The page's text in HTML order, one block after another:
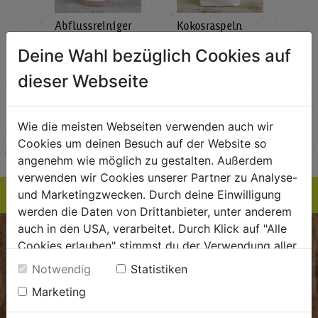
Abflussreiniger
AlmaWin
€ 5,99
€ 5,99 / STK
EINKAUFSLISTE
Kokosraspeln
Rapunzel Naturkost
EINKAUFSLISTE
BIOKISTE
Kundenservice
Deine Wahl bezüglich Cookies auf
dieser Webseite
Wie die meisten Webseiten verwenden auch wir
Cookies um deinen Besuch auf der Website so
angenehm wie möglich zu gestalten. Außerdem
verwenden wir Cookies unserer Partner zu Analyse-
und Marketingzwecken. Durch deine Einwilligung
werden die Daten von Drittanbieter, unter anderem
auch in den USA, verarbeitet. Durch Klick auf "Alle
Cookies erlauben" stimmst du der Verwendung aller
Cookies zu. Unter "Details anzeigen" findest du alle
Infos zu den unterschiedlichen Cookies, du kannst
auch entscheiden, welche Cookies du erlauben
möchtest.
Notwendig
Statistiken
Marketing